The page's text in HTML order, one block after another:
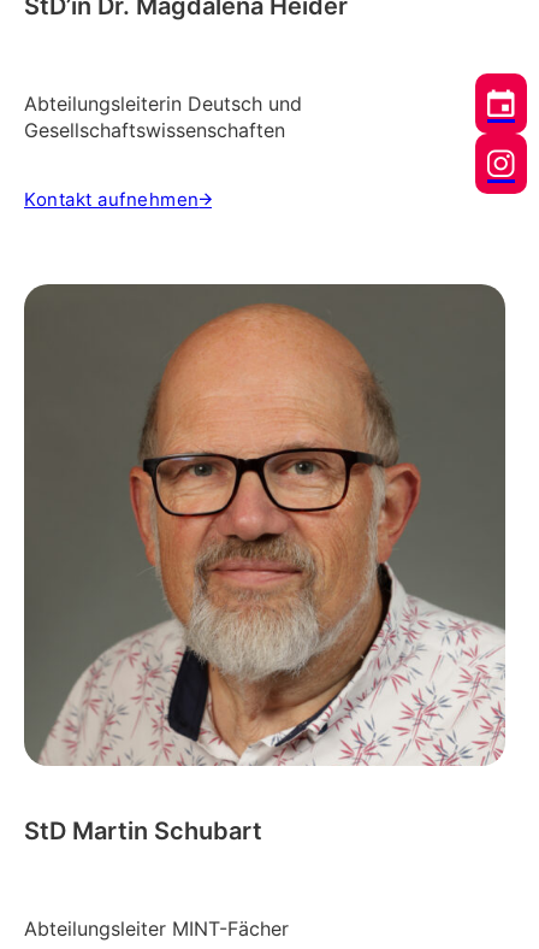
StD’in Dr. Magdalena Heider
Abteilungsleiterin Deutsch und
Gesellschaftswissenschaften
Kontakt aufnehmen
StD Martin Schubart
Abteilungsleiter MINT-Fächer